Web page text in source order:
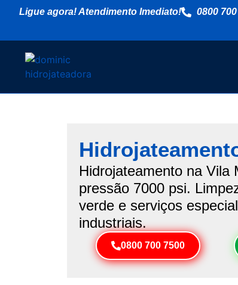
Ligue agora! Atendimento Imediato!
0800
Hidrojateamento na Vila
pressão 7000 psi.
verde e serviços
industriais.
0800 700 7500